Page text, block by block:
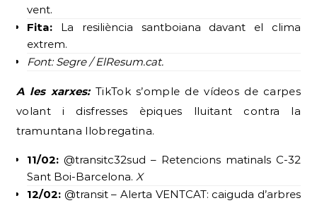
vent.
Fita: La resiliència santboiana davant el clima
extrem.
Font: Segre / ElResum.cat.
A les xarxes:TikTok s’omple de vídeos de carpes
volant i disfresses èpiques lluitant contra la
tramuntana llobregatina.
11/02: @transitc32sud – Retencions matinals C-32
Sant Boi-Barcelona. X
12/02: @transit – Alerta VENTCAT: caiguda d’arbres